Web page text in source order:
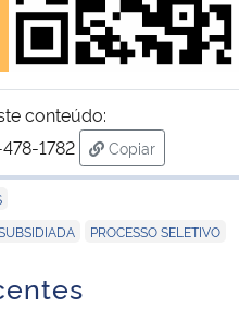
conteúdo:
1782
Copiar
para área de
PROCESSO SELETIVO